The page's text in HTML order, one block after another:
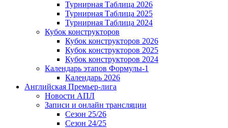
Турнирная Таблица 2026
Турнирная Таблица 2025
Турнирная Таблица 2024
Кубок конструкторов
Кубок конструкторов 2026
Кубок конструкторов 2025
Кубок конструкторов 2024
Календарь этапов Формулы-1
Календарь 2026
Английская Премьер-лига
Новости АПЛ
Записи и онлайн трансляции
Сезон 25/26
Сезон 24/25